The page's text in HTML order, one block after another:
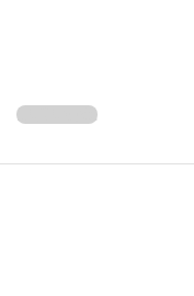
14,04 руб.